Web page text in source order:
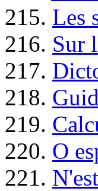
215. Les
216. Sur
217.
218.
219.
220. O
221.